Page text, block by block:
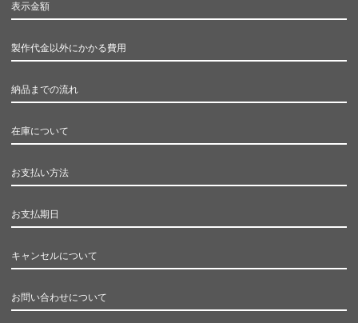
表示金額
製作代金以外にかかる費用
納品までの流れ
在庫について
お支払い方法
お支払期日
キャンセルについて
お問い合わせについて